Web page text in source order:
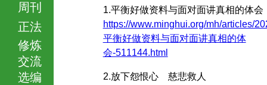
周刊
正法
修炼
交流
选编
1.平衡好做资料与面对面讲真相的体会
https://www.minghui.org/mh/articles/
平衡好做资料与面对面讲真相的体
会-511144.html
2.放下怨恨心 慈悲救人